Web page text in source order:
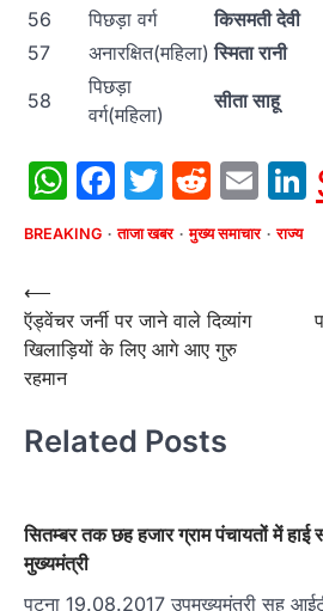
56
पिछड़ा वर्ग किसमती देवी
57
अनारक्षित(महिला) स्मिता रानी
58
पिछड़ा
वर्ग(महिला)
सीता साहू
WhatsApp
Facebook
Twitter
BREAKING ताजा खबर मुख्य समाचार राज्य
Post
navigation
⟵
ऍड्वेंचर जर्नी पर जाने वाले दिव्यांग
खिलाड़ियों के लिए आगे आए गुरु
रहमान
Related Posts
सितम्बर तक छह हजार ग्राम पंचायतों में हाई
मुख्यमंत्री
पटना 19.08.2017 उपमुख्यमंत्री सह